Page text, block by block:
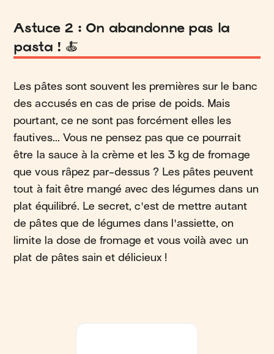
Astuce 2 : On abandonne pas la
pasta ! 🍝
Les pâtes sont souvent les premières sur le banc
des accusés en cas de prise de poids. Mais
pourtant, ce ne sont pas forcément elles les
fautives... Vous ne pensez pas que ce pourrait
être la sauce à la crème et les 3 kg de fromage
que vous râpez par-dessus ? Les pâtes peuvent
tout à fait être mangé avec des légumes dans un
plat équilibré. Le secret, c'est de mettre autant
de pâtes que de légumes dans l'assiette, on
limite la dose de fromage et vous voilà avec un
plat de pâtes sain et délicieux !